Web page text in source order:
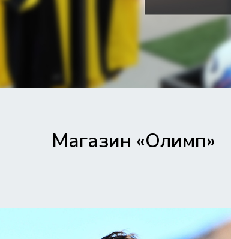
Магазин «Олимп»